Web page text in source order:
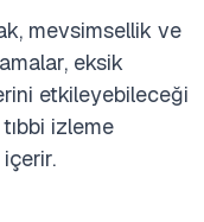
mevsimsellik ve
eksik
etkileyebileceği
izleme